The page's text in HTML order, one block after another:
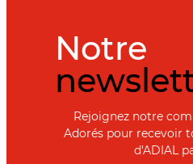
Notre
Rejoignez notre
Adorés pour recevoir
d'ADIAL